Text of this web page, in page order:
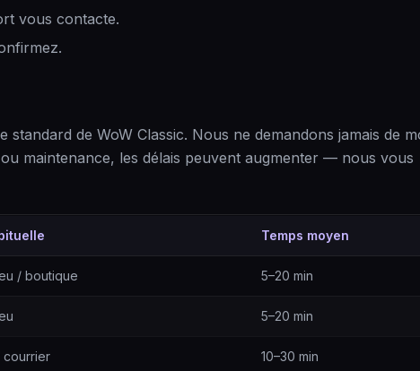
vous contacte.
de WoW Classic. Nous ne demandons jamais de
maintenance, les délais peuvent augmenter — nous vous
Temps moyen
/ boutique 5–20 min
5–20 min
courrier 10–30 min